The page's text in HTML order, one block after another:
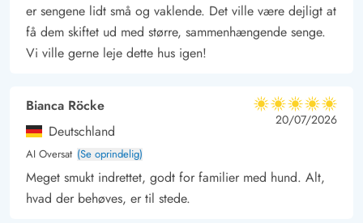
en hyggelig vinterferie foran den buldrende brændeovn og i
den storslåede natur. Med kun 900 meter til havet og 1000
meter til nærmeste indkøbsmuligheder, har I alt, hvad I
perfekt beliggende for jer, der elsker at have havet tæt på og
nyde naturens vidundere i et roligt og naturskønt område,
samtidig med at I er tæt på en by med flere forskellige aktiviter
og indkøbsmuligheder.
er sengene lidt små og vaklende. Det ville være dejligt at
få dem skiftet ud med større, sammenhængende senge.
Vi ville gerne leje dette hus igen!
Bianca Röcke
Deutschland
AI Oversat (Se oprindelig)
5 ud af 5
5 ud af 5
5 out of 5
20/07/2026
Meget smukt indrettet, godt for familier med hund. Alt,
hvad der behøves, er til stede.